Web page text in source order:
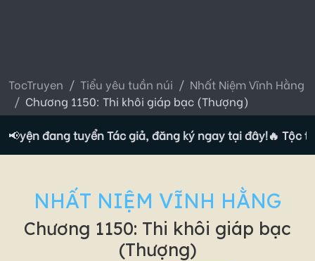
TocTruyen Tiểu yêu tuần núi
Nhất Niệm Vĩnh Hằng
Chương 1150: Thi khôi giáp bạc (Thượng)
📢 đang tuyển Tác giả, đăng ký ngay tại đây!🔥 Tộc
NHẤT NIỆM VĨNH HẰNG
Chương 1150: Thi khôi giáp bạc
(Thượng)